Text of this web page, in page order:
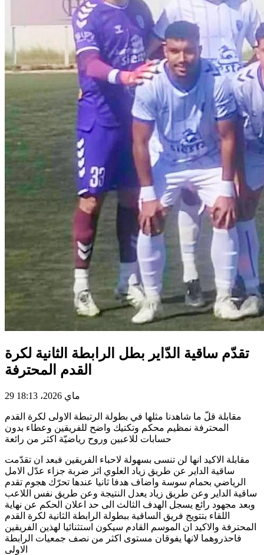
تقدّم ساقية الدّاير بطل الرابطة الثانية لكرة
القدم المحترفة
29 ماي 2026، 18:13
مقابلة قلّ ما شاهدنا مثلها في بطولة الرتبطة الاولى لكرة القدم
المحترفة نمظيم محكم وتكتيك واضح للفريقين وعطاء بدون
حسابات للاعبين وروح رياضيّة اكثر من رائعة
مقابلة الاكيد انها لن تنسى بسهولة لاحباء الفريقين فبعد ان تقدّمت
ساقية الداير عن طريق زياد العلوي اثر ضربة جزاء عدّل الامل
الرياضي بحمام سوسة واضاف هدفا ثانيا عندها تحرّك هجوم تقدم
ساقية الداير وعن طريق زياد يعدل النتيجة وعن طريق نفس اللاعب
وبعد مجهود رائع يسجل الهدف الثالث الى حد اعلان الحكم عن نهاية
اللقاء بتتويج فريق الساقية ببطولة الرابطة الثانية لكرة القدم
المحترفة والاكيد ان الموسم القادم سيكون استثنائيا لهذين الفريقين
فاحذروهما لانها يفوقان مستوى اكثر من نصف جمعيات الرابطة
الاولى